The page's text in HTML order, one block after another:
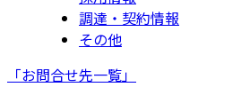
調達・契約情報
その他
「お問合せ先一覧」